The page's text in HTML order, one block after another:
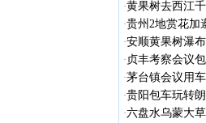
·黄果树去西江
·贵州2地赏花加
·安顺黄果树瀑
· 贞丰考察会议
·茅台镇会议用
·贵阳包车玩转
·六盘水乌蒙大